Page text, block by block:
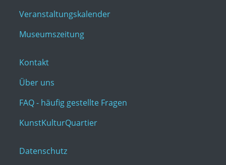
Veranstaltungskalender
Museumszeitung
Kontakt
Über uns
FAQ - häufig gestellte Fragen
KunstKulturQuartier
Datenschutz